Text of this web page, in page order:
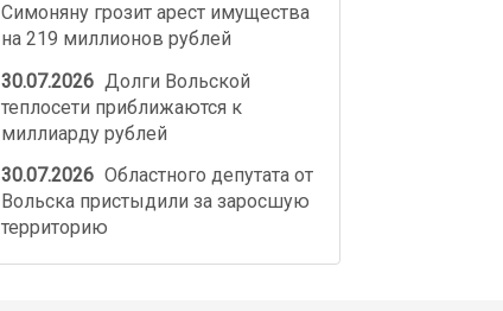
Симоняну грозит арест имущества
на 219 миллионов рублей
30.07.2026 Долги Вольской
теплосети приближаются к
миллиарду рублей
30.07.2026 Областного депутата от
Вольска пристыдили за заросшую
территорию